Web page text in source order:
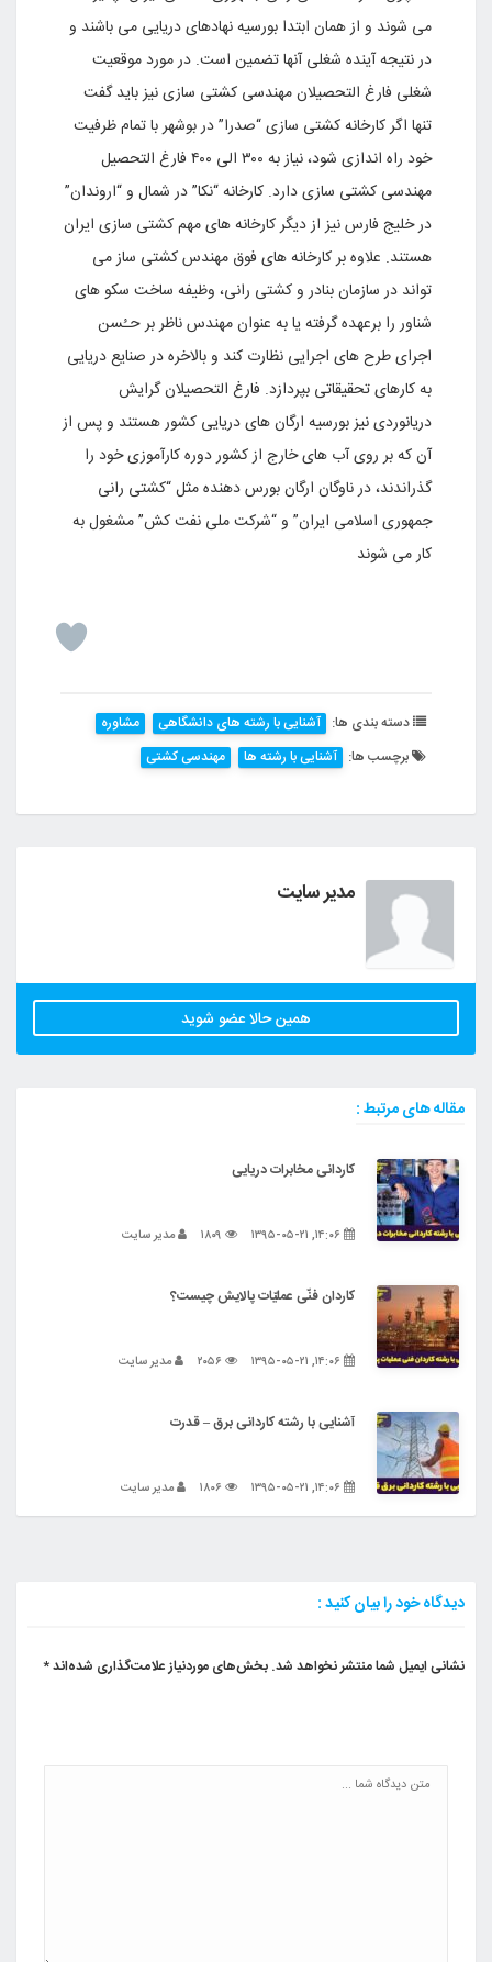
می شوند و از همان ابتدا بورسیه نهادهای دریایی می باشند و
در نتیجه آینده شغلی آنها تضمین است. در مورد موقعیت
شغلی فارغ التحصیلان مهندسی کشتی سازی نیز باید گفت
تنها اگر کارخانه کشتی سازی “صدرا” در بوشهر با تمام ظرفیت
خود راه اندازی شود، نیاز به ۳۰۰ الی ۴۰۰ فارغ التحصیل
مهندسی کشتی سازی دارد. کارخانه “نکا” در شمال و “اروندان”
در خلیج فارس نیز از دیگر کارخانه های مهم کشتی سازی ایران
هستند. علاوه بر کارخانه های فوق مهندس کشتی ساز می
تواند در سازمان بنادر و کشتی رانی، وظیفه ساخت سکو های
شناور را برعهده گرفته یا به عنوان مهندس ناظر بر حـُسن
اجرای طرح های اجرایی نظارت کند و بالاخره در صنایع دریایی
به کارهای تحقیقاتی بپردازد. فارغ التحصیلان گرایش
دریانوردی نیز بورسیه ارگان های دریایی کشور هستند و پس از
آن که بر روی آب های خارج از کشور دوره کارآموزی خود را
گذراندند، در ناوگان ارگان بورس دهنده مثل “کشتی رانی
جمهوری اسلامی ایران” و “شرکت ملی نفت کش” مشغول به
کار می شوند
دسته بندی ها: آشنایی با رشته های دانشگاهی
مشاوره
برچسب ها: آشنایی با رشته ها مهندسی کشتی
مدیر سایت
همین حالا عضو شوید
مقاله های مرتبط :
کاردانی مخابرات دریایی
مدیر سایت
کاردان فنّی عملیّات پالایش چیست؟
مدیر سایت
آشنایی با رشته کاردانی برق – قدرت
مدیر سایت
دیدگاه خود را بیان کنید :
نشانی ایمیل شما منتشر نخواهد شد. بخش‌های موردنیاز علامت‌گذاری شده‌اند*